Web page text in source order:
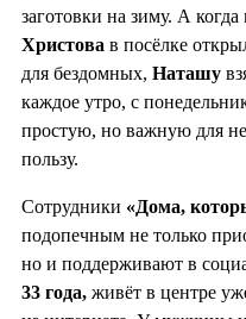
заготовки на зиму. А когда
Христова в посёлке
для бездомных, Наташу
каждое утро, с
простую, но важную для
пользу.
Сотрудники «Дома,
подопечным не только
но и поддерживают в
33 года, живёт в центре